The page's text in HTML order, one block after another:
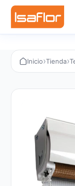
Inicio›Tienda›